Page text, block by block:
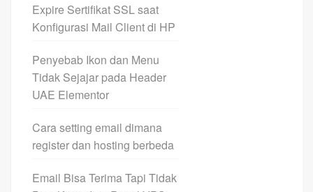
Expire Sertifikat SSL saat
Konfigurasi Mail Client di HP
Penyebab Ikon dan Menu
Tidak Sejajar pada Header
UAE Elementor
Cara setting email dimana
register dan hosting berbeda
Email Bisa Terima Tapi Tidak